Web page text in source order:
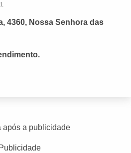
4360, Nossa Senhora das
após a publicidade
Publicidade